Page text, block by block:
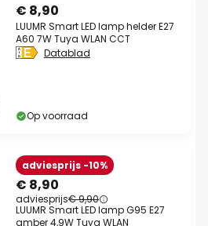
€ 8,90
LUUMR Smart LED lamp helder E27
A60 7W Tuya WLAN CCT
Datablad
Op voorraad
€ 8,90
adviesprijs€ 9,90
adviesprijs -10%
LUUMR Smart LED lamp G95 E27
amber 4,9W Tuya WLAN